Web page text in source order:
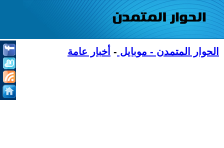
الحوار المتمدن - موبايل - أخبار عامة